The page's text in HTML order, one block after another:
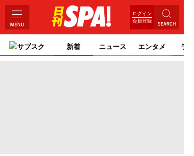
ログイン
会員登録
サブスク 新着 ニュース エンタメ ライ